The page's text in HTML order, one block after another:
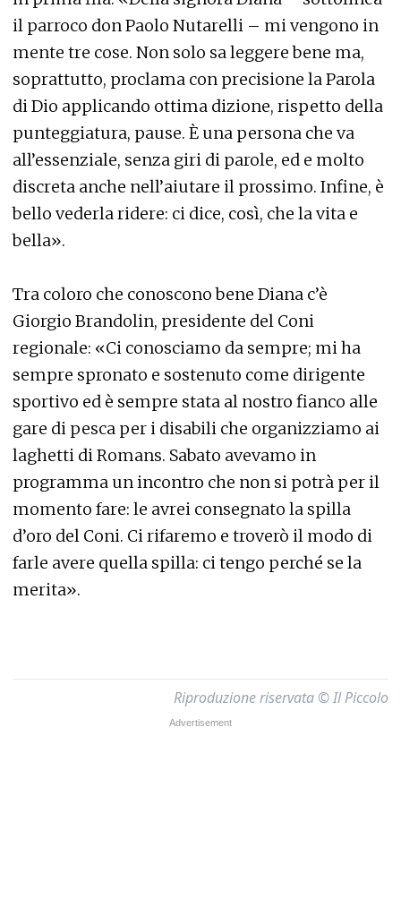
il parroco don Paolo Nutarelli – mi vengono in
mente tre cose. Non solo sa leggere bene ma,
soprattutto, proclama con precisione la Parola
di Dio applicando ottima dizione, rispetto della
punteggiatura, pause. È una persona che va
all’essenziale, senza giri di parole, ed e molto
discreta anche nell’aiutare il prossimo. Infine, è
bello vederla ridere: ci dice, così, che la vita e
bella».
Tra coloro che conoscono bene Diana c’è
Giorgio Brandolin, presidente del Coni
regionale: «Ci conosciamo da sempre; mi ha
sempre spronato e sostenuto come dirigente
sportivo ed è sempre stata al nostro fianco alle
gare di pesca per i disabili che organizziamo ai
laghetti di Romans. Sabato avevamo in
programma un incontro che non si potrà per il
momento fare: le avrei consegnato la spilla
d’oro del Coni. Ci rifaremo e troverò il modo di
farle avere quella spilla: ci tengo perché se la
merita».
Riproduzione riservata © Il Piccolo